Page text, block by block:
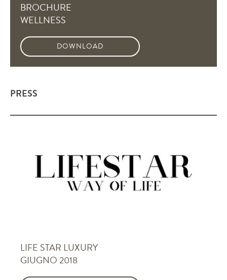
BROCHURE
WELLNESS
DOWNLOAD
PRESS
LIFE STAR LUXURY
GIUGNO 2018